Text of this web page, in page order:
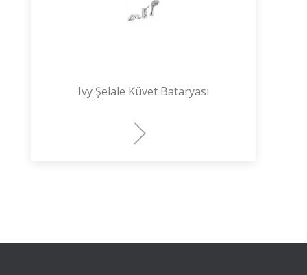
Ivy Şelale Küvet Bataryası